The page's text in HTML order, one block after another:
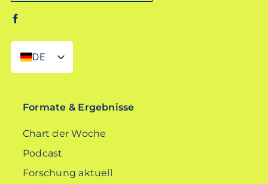
DE
EN
Formate & Ergebnisse
Chart der Woche
Podcast
Forschung aktuell